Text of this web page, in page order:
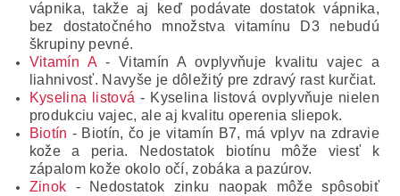
vápnika, takže aj keď podávate dostatok vápnika,
bez dostatočného množstva vitamínu D3 nebudú
škrupiny pevné.
Vitamín A- Vitamín A ovplyvňuje kvalitu vajec a
liahnivosť. Navyše je dôležitý pre zdravý rast kurčiat.
Kyselina listová - Kyselina listová ovplyvňuje nielen
produkciu vajec, ale aj kvalitu operenia sliepok.
Biotín - Biotín, čo je vitamín B7, má vplyv na zdravie
kože a peria. Nedostatok biotínu môže viesť k
zápalom kože okolo očí, zobáka a pazúrov.
Zinok - Nedostatok zinku naopak môže spôsobiť